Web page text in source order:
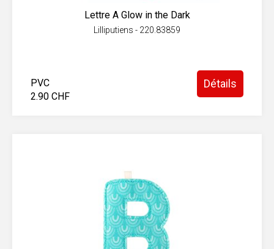
Lettre A Glow in the Dark
Lilliputiens - 220.83859
PVC
2.90 CHF
Détails